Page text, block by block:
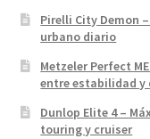
Pirelli City Demon
urbano diario
Metzeler Perfect
entre estabilidad y
Dunlop Elite 4 –
touring y cruiser